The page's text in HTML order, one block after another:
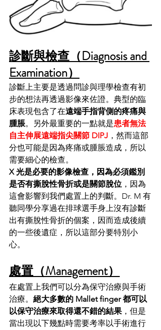
診斷與檢查（Diagnosis and
Examination）
診斷上主要是透過問診與理學檢查有初
步的想法再透過影像來佐證。典型的臨
床表現包含了在遠端手指背側的疼痛與
腫脹。另外最重要的一點就是患者無法
自主伸展遠端指尖關節 DIPJ ，然而這部
分也可能是因為疼痛或腫脹造成，所以
需要細心的檢查。
X 光是必要的影像檢查，因為必須鑑別
是否有撕脫性骨折或是關節脫位 ，因為
這會影響到我們處置上的判斷。Dr. M 有
聽同學分享過在排球選手身上沒有診斷
出有撕脫性骨折的個案，因而造成後續
的一些後遺症，所以這部分要特別小
心。
處置（Management）
在處置上我們可以分為保守治療與手術
治療。 絕大多數的 Mallet finger 都可以
以保守治療來取得還不錯的結果，但是
當出現以下幾點時需要考率以手術進行